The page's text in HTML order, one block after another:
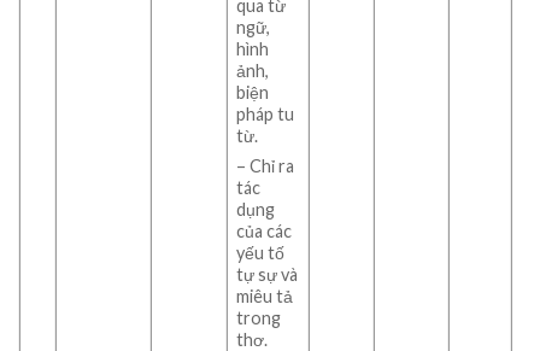
qua từ
ngữ,
hình
ảnh,
biện
pháp tu
từ.
– Chỉ ra
tác
dụng
của các
yếu tố
tự sự và
miêu tả
trong
thơ.